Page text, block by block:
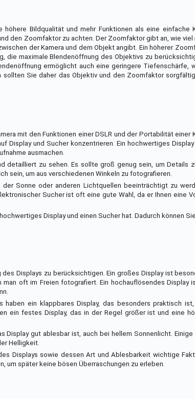
Bildqualität und mehr Funktionen als eine einfache
den Zoomfaktor zu achten. Der Zoomfaktor gibt an, wie viel
der Kamera und dem Objekt angibt. Ein höherer
maximale Blendenöffnung des Objektivs zu
ermöglicht auch eine geringere Tiefenschärfe,
sollten Sie daher das Objektiv und den Zoomfaktor
mit den Funktionen einer DSLR und der Portabilität einer
Display und Sucher konzentrieren. Ein hochwertiges
ausmachen.
detailliert zu sehen. Es sollte groß genug sein, um Details
sein, um aus verschiedenen Winkeln zu fotografieren.
Sonne oder anderen Lichtquellen beeinträchtigt zu
Sucher ist oft eine gute Wahl, da er Ihnen eine
Display und einen Sucher hat. Dadurch können
Displays zu berücksichtigen. Ein großes Display ist
oft im Freien fotografiert. Ein hochauflösendes Display
ein klappbares Display, das besonders praktisch
ein festes Display, das in der Regel größer ist und eine
gut ablesbar ist, auch bei hellem Sonnenlicht. Einige
Helligkeit.
Displays sowie dessen Art und Ablesbarkeit wichtige
um später keine bösen Überraschungen zu erleben.